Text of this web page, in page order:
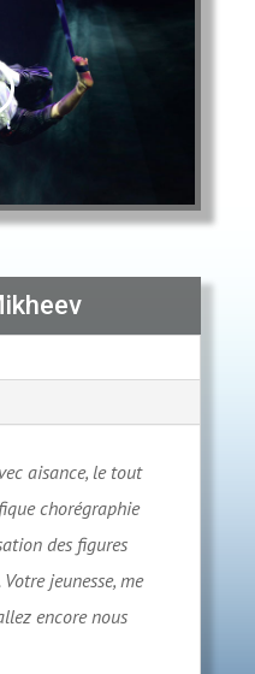
aisance, le tout
chorégraphie
des figures
jeunesse, me
encore nous